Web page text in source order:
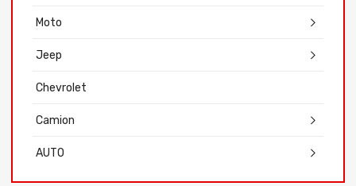
Moto
Jeep
Chevrolet
Camion
AUTO